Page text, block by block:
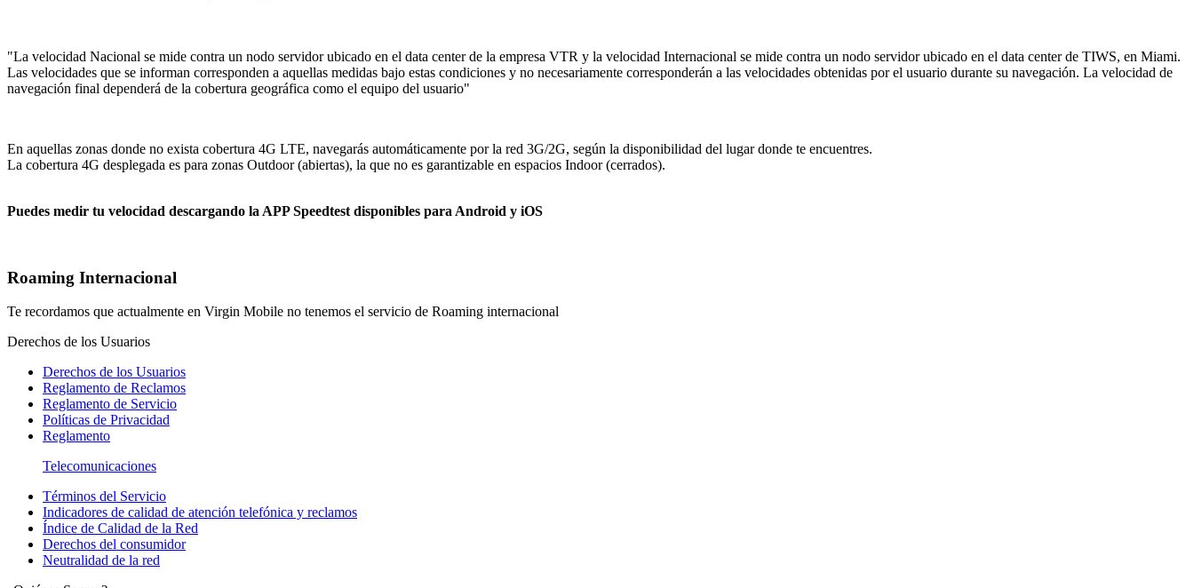
"La velocidad Nacional se mide contra un nodo servidor ubicado en el data center de la empresa VTR y la velocidad Internacional se mide contra un nodo servidor ubicado en el data center de TIWS, en Miami.
Las velocidades que se informan corresponden a aquellas medidas bajo estas condiciones y no necesariamente corresponderán a las velocidades obtenidas por el usuario durante su navegación. La velocidad de
navegación final dependerá de la cobertura geográfica como el equipo del usuario"
En aquellas zonas donde no exista cobertura 4G LTE, navegarás automáticamente por la red 3G/2G, según la disponibilidad del lugar donde te encuentres.
La cobertura 4G desplegada es para zonas Outdoor (abiertas), la que no es garantizable en espacios Indoor (cerrados).
Puedes medir tu velocidad descargando la APP Speedtest disponibles para Android y iOS
Roaming Internacional
Te recordamos que actualmente en Virgin Mobile no tenemos el servicio de Roaming internacional
Derechos de los Usuarios
Derechos de los Usuarios
Reglamento de Reclamos
Reglamento de Servicio
Políticas de Privacidad
Reglamento
Telecomunicaciones
Términos del Servicio
Indicadores de calidad de atención telefónica y reclamos
Índice de Calidad de la Red
Derechos del consumidor
Neutralidad de la red